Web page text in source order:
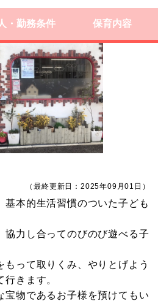
・勤務条件 保育内容
（最終更新日：2025年09月01日）
基本的生活習慣のついた子ども
協力し合ってのびのび遊べる子
もって取りくみ、やりとげよう
きます。
宝物であるお子様を預けてもい